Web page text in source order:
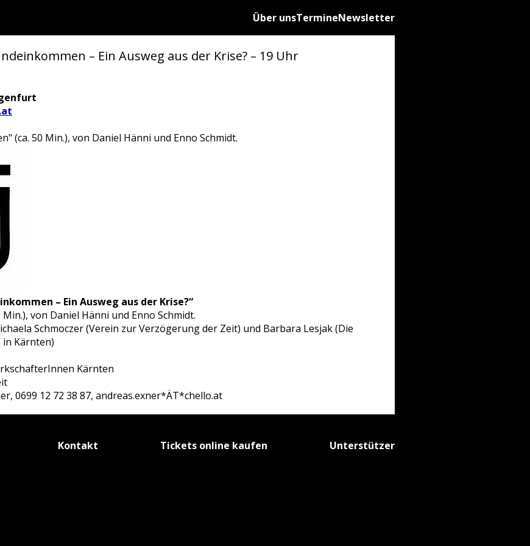
Über unsTermineNewsletter
– Ein Ausweg aus der Krise? – 19 Uhr
(ca. 50 Min.), von Daniel Hänni und Enno Schmidt.
– Ein Ausweg aus der Krise?“
Min.), von Daniel Hänni und Enno Schmidt.
Schmoczer (Verein zur Verzögerung der Zeit) und Barbara Lesjak (Die
Kärnten)
Kärnten
0699 12 72 38 87, andreas.exner*ÄT*chello.at
Kontakt Tickets online kaufen Unterstützer